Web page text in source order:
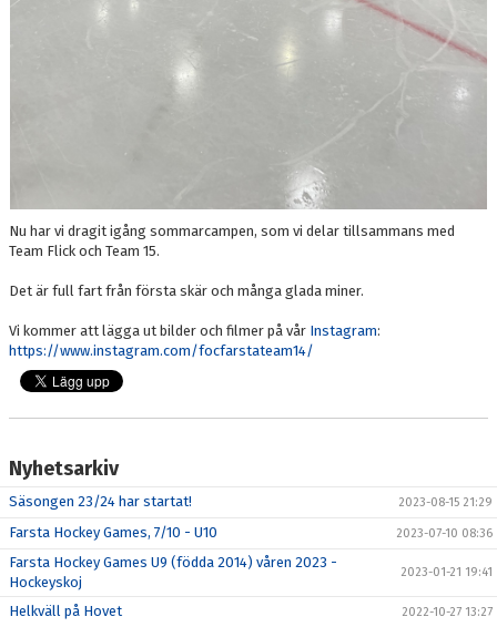
Nu har vi dragit igång sommarcampen, som vi delar tillsammans med
Team Flick och Team 15.
Det är full fart från första skär och många glada miner.
Vi kommer att lägga ut bilder och filmer på vår Instagram:
https://www.instagram.com/focfarstateam14/
Nyhetsarkiv
Säsongen 23/24 har startat! 2023-08-15 21:29
Farsta Hockey Games, 7/10 - U10 2023-07-10 08:36
Farsta Hockey Games U9 (födda 2014) våren 2023 -
Hockeyskoj
2023-01-21 19:41
Helkväll på Hovet 2022-10-27 13:27